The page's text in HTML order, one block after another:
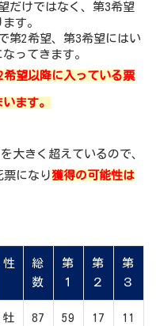
だけではなく、第3希望
す。
第2希望、第3希望にはい
ってきます。
望以降に入っている票
ます。
大きく超えているので、
票になり 獲得の可能性は
性
総
数
第
１
第
２
第
３
牡 87 59 17 11